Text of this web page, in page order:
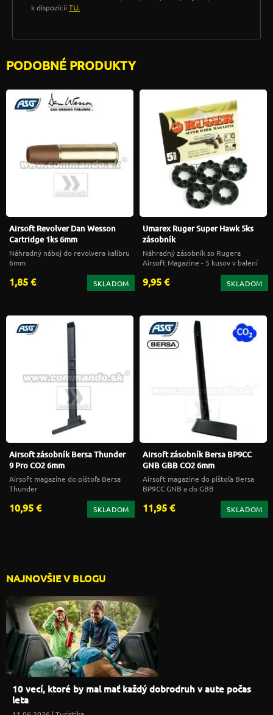
k dispozícii TU.
PODOBNÉ PRODUKTY
Airsoft Revolver Dan Wesson
Cartridge 1ks 6mm
Náhradný náboj do revolvera kalibru
6mm
1,85 € SKLADOM
Umarex Ruger Super Hawk 5ks
zásobník
Náhradný zásobník so Rugera
Airsoft Magazine - 5 kusov v balení
9,95 € SKLADOM
Airsoft zásobník Bersa Thunder
9 Pro CO2 6mm
Airsoft magazine do pištoľa Bersa
Thunder
10,95 € SKLADOM
Airsoft zásobník Bersa BP9CC
GNB GBB CO2 6mm
Airsoft magazine do pištoľa Bersa
BP9CC GNB a do GBB
11,95 € SKLADOM
NAJNOVŠIE V BLOGU
10 vecí, ktoré by mal mať každý dobrodruh v aute počas
leta